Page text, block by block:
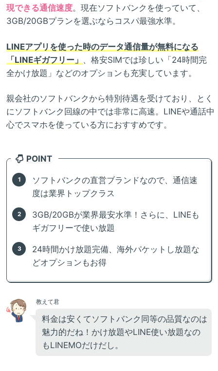
現できる通信速度。現在ソフトバンクを使っていて、
3GB/20GBプランを選ぶならコスパ最強水準。
LINEアプリを使った時のデータ通信量が無料になる
「LINEギガフリー」 、格安SIMでは珍しい「24時間完
全かけ放題」などのオプションも充実しています。
親会社のソフトバンクから特別待遇を受けており、とく
にソフトバンク回線の中では非常に高速。LINEや通話中
心でスマホを使っている方におすすめです。
POINT
ソフトバンクの直営ブランドなので、通信速
度は業界トップクラス
3GB/20GBが業界最安水準！さらに、LINEも
ギガフリーで使い放題
24時間かけ放題完備、海外パケットし放題な
どオプションもお得
教えて君
料金は安くてソフトバンク同等の品質なのは
魅力的だね！かけ放題やLINE使い放題なの
もLINEMOだけだし。